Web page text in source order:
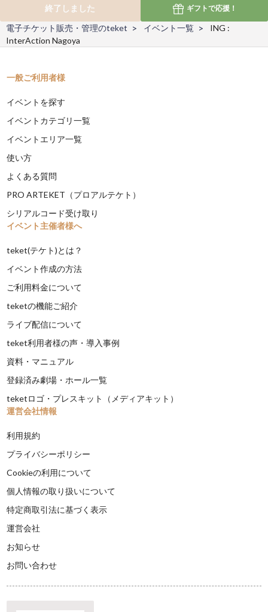
終了しました
ギフトで応援！
電子チケット販売・管理のteket イベント一覧
ING :
InterAction Nagoya
一般ご利用者様
イベントを探す
イベントカテゴリ一覧
イベントエリア一覧
使い方
よくある質問
PRO ARTEKET（プロアルテケト）
シリアルコード受け取り
イベント主催者様へ
teket(テケト)とは？
イベント作成の方法
ご利用料金について
teketの機能ご紹介
ライブ配信について
teket利用者様の声・導入事例
資料・マニュアル
登録済み劇場・ホール一覧
teketロゴ・プレスキット（メディアキット）
運営会社情報
利用規約
プライバシーポリシー
Cookieの利用について
個人情報の取り扱いについて
特定商取引法に基づく表示
運営会社
お知らせ
お問い合わせ